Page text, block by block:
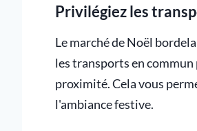
Privilégiez les
Le marché de Noël
les transports en commun
proximité. Cela vous
l'ambiance festive.